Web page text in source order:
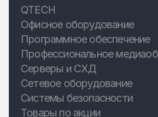
QTECH
Офисное оборудование
Программное обеспечение
Профессиональное
Серверы и СХД
Сетевое оборудование
Системы безопасности
Товары по акции